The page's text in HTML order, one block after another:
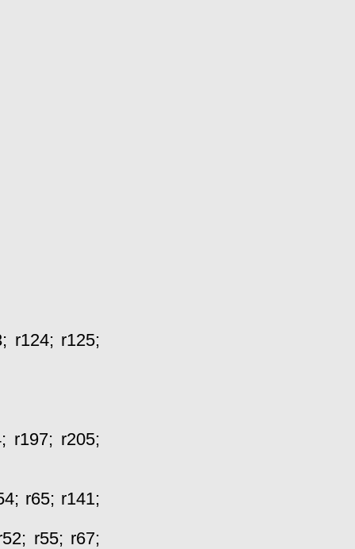
; r124; r125;
; r197; r205;
; r65; r141;
; r55; r67;